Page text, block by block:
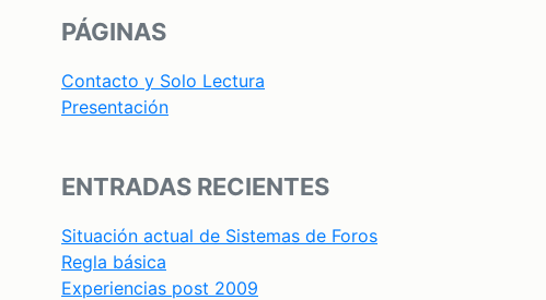
PÁGINAS
Contacto y Solo Lectura
Presentación
ENTRADAS RECIENTES
Situación actual de Sistemas de Foros
Regla básica
Experiencias post 2009